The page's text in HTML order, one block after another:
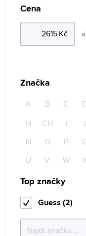
Cena
Značka
A B C
H
CH I J
N
O P
U
V W
Top značky
Guess (2)